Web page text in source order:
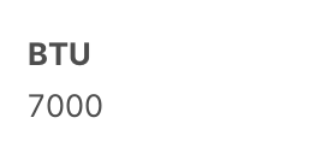
BTU
7000